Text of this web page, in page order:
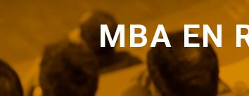
MBA EN